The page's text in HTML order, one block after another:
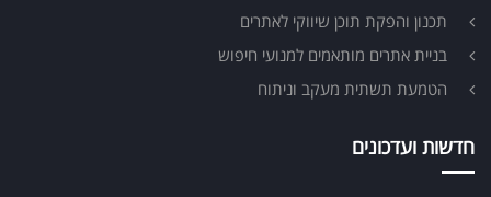
תכנון והפקת תוכן שיווקי לאתרים
בניית אתרים מותאמים למנועי חיפוש
הטמעת תשתית מעקב וניתוח
חדשות ועדכונים